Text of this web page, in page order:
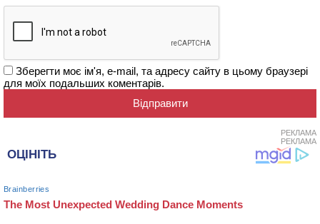
Зберегти моє ім'я, e-mail, та адресу сайту в цьому браузері
для моїх подальших коментарів.
РЕКЛАМА
РЕКЛАМА